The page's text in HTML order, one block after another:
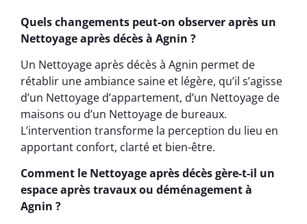
Quels changements peut-on observer après un
Nettoyage après décès à Agnin ?
Un Nettoyage après décès à Agnin permet de
rétablir une ambiance saine et légère, qu’il s’agisse
d’un Nettoyage d’appartement, d’un Nettoyage de
maisons ou d’un Nettoyage de bureaux.
L’intervention transforme la perception du lieu en
apportant confort, clarté et bien-être.
Comment le Nettoyage après décès gère-t-il un
espace après travaux ou déménagement à
Agnin ?